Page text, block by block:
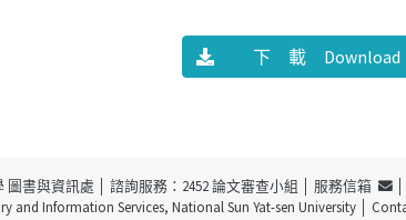
下 載
圖書與資訊處 │ 諮詢服務：2452 論文審查小組 │ 服務信箱
│
and Information Services, National Sun Yat-sen University│